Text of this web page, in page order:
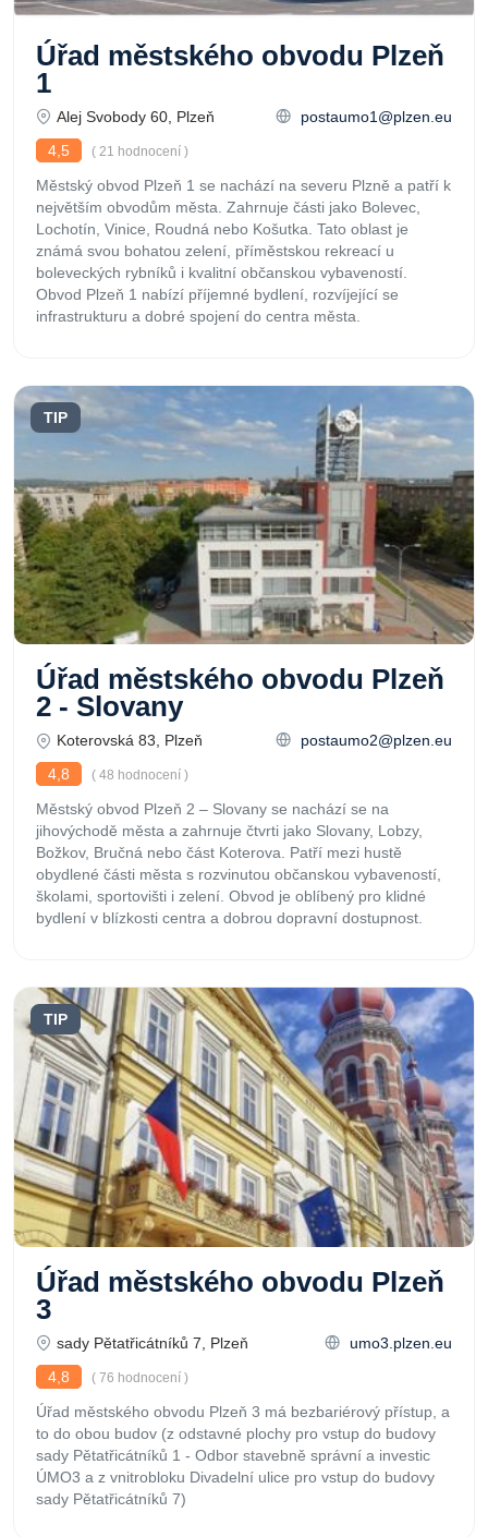
Úřad městského obvodu Plzeň
1
Alej Svobody 60, Plzeň
postaumo1@plzen.eu
4,5
( 21 hodnocení )
Městský obvod Plzeň 1 se nachází na severu Plzně a patří k
největším obvodům města. Zahrnuje části jako Bolevec,
Lochotín, Vinice, Roudná nebo Košutka. Tato oblast je
známá svou bohatou zelení, příměstskou rekreací u
boleveckých rybníků i kvalitní občanskou vybaveností.
Obvod Plzeň 1 nabízí příjemné bydlení, rozvíjející se
infrastrukturu a dobré spojení do centra města.
TIP
Úřad městského obvodu Plzeň
2 - Slovany
Koterovská 83, Plzeň
postaumo2@plzen.eu
4,8
( 48 hodnocení )
Městský obvod Plzeň 2 – Slovany se nachází se na
jihovýchodě města a zahrnuje čtvrti jako Slovany, Lobzy,
Božkov, Bručná nebo část Koterova. Patří mezi hustě
obydlené části města s rozvinutou občanskou vybaveností,
školami, sportovišti i zelení. Obvod je oblíbený pro klidné
bydlení v blízkosti centra a dobrou dopravní dostupnost.
TIP
Úřad městského obvodu Plzeň
3
sady Pětatřicátníků 7, Plzeň
umo3.plzen.eu
4,8
( 76 hodnocení )
Úřad městského obvodu Plzeň 3 má bezbariérový přístup, a
to do obou budov (z odstavné plochy pro vstup do budovy
sady Pětatřicátníků 1 - Odbor stavebně správní a investic
ÚMO3 a z vnitrobloku Divadelní ulice pro vstup do budovy
sady Pětatřicátníků 7)